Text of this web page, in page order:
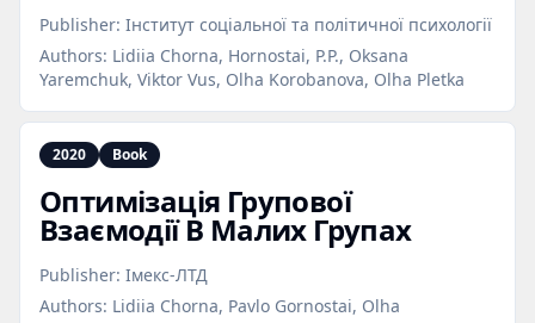
Publisher: Інститут соціальної та політичної психології
Authors: Lidiia Chorna, Hornostai, P.P., Oksana
Yaremchuk, Viktor Vus, Olha Korobanova, Olha Pletka
2020 Book
Оптимізація Групової
Взаємодії В Малих Групах
Publisher: Імекс-ЛТД
Authors: Lidiia Chorna, Pavlo Gornostai, Olha